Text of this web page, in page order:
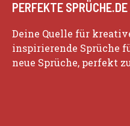
PERFEKTE SPRÜCHE.DE
Deine Quelle für
inspirierende Sprüche
neue Sprüche, perfekt